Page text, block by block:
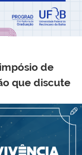
de
que discute